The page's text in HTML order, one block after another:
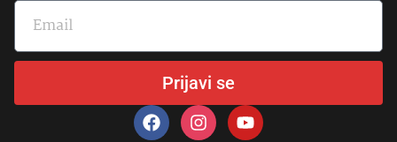
Prijavi se